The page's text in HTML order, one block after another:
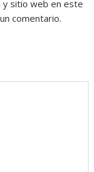
y sitio web en este
comentario.